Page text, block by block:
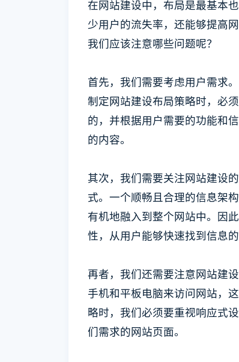
在网站建设中，布局是最基本
少用户的流失率，还能够提高
我们应该注意哪些问题呢？
首先，我们需要考虑用户需求
制定网站建设布局策略时，必
的，并根据用户需要的功能和
的内容。
其次，我们需要关注网站建设
式。一个顺畅且合理的信息架
有机地融入到整个网站中。因
性，从用户能够快速找到信息
再者，我们还需要注意网站建
手机和平板电脑来访问网站，
略时，我们必须要重视响应式
们需求的网站页面。